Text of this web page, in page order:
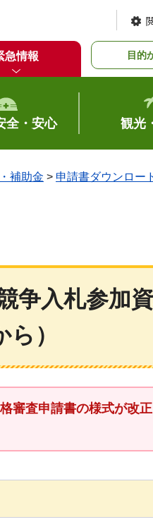
急情報 目的
全・安心 観光
補助金 > 申請書ダウンロー
争入札参加
）
審査申請書の様式が改